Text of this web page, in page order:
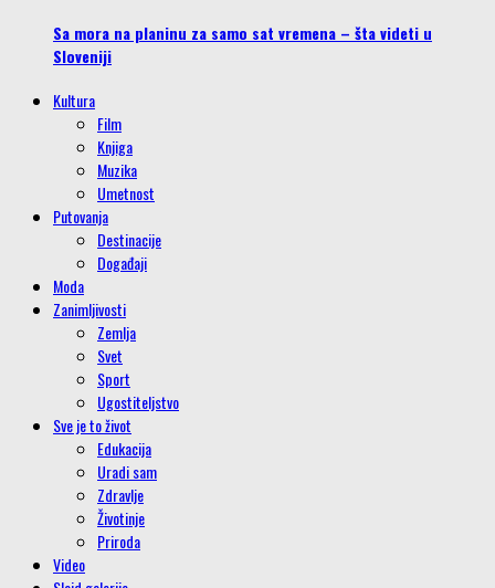
Sa mora na planinu za samo sat vremena – šta videti u
Sloveniji
Kultura
Film
Knjiga
Muzika
Umetnost
Putovanja
Destinacije
Događaji
Moda
Zanimljivosti
Zemlja
Svet
Sport
Ugostiteljstvo
Sve je to život
Edukacija
Uradi sam
Zdravlje
Životinje
Priroda
Video